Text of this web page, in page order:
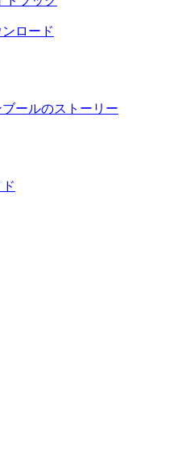
ロード
ールのストーリー